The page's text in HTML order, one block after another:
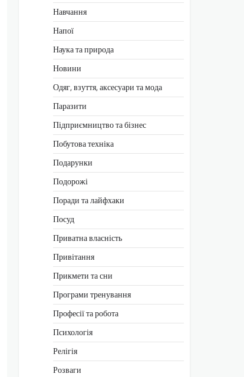
Навчання
Напої
Наука та природа
Новини
Одяг, взуття, аксесуари та мода
Паразити
Підприємництво та бізнес
Побутова техніка
Подарунки
Подорожі
Поради та лайфхаки
Посуд
Приватна власність
Привітання
Прикмети та сни
Програми тренування
Професії та робота
Психологія
Релігія
Розваги